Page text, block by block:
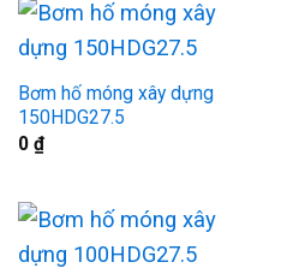
Bơm hố móng xây dựng
150HDG27.5
0 ₫